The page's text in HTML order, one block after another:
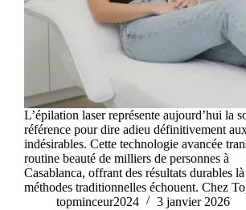
L’épilation laser représente aujourd’hui la
référence pour dire adieu définitivement
indésirables. Cette technologie avancée
routine beauté de milliers de personnes à
Casablanca, offrant des résultats durables
méthodes traditionnelles échouent. Chez
topminceur2024
3 janvier 2026